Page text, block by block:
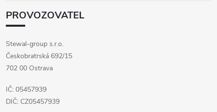
PROVOZOVATEL
Stewal-group s.r.o.
Českobratrská 692/15
702 00 Ostrava
IČ: 05457939
DIČ: CZ05457939